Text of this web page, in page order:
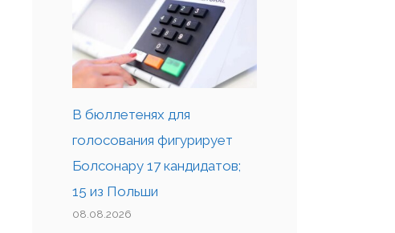
В бюллетенях для
голосования фигурирует
Болсонару 17 кандидатов;
15 из Польши
08.08.2026